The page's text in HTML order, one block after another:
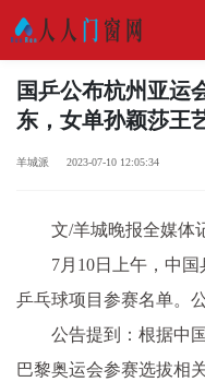
国乒公布杭州亚运
东，女单孙颖莎王
羊城派 2023-07-10 12:05:34
文/羊城晚报全媒体
7月10日上午，中
乒乓球项目参赛名单。
公告提到：根据中
巴黎奥运会参赛选拔相